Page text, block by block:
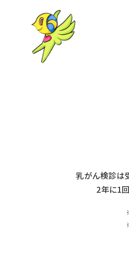
乳がん検診は
2年に1